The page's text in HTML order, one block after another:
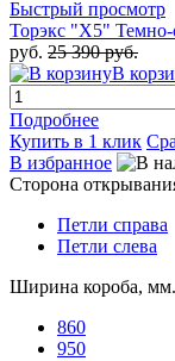
Быстрый просмотр
Торэкс "X5" Темно-
руб. 25 390 руб.
В
Подробнее
Купить в 1 клик
В избранное
Сторона
Петли справа
Петли слева
Ширина короба, мм.
860
950